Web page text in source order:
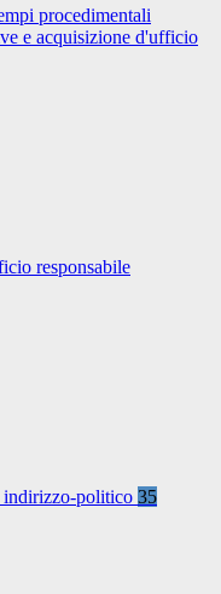
procedimentali
e acquisizione d'ufficio
responsabile
indirizzo-politico 35